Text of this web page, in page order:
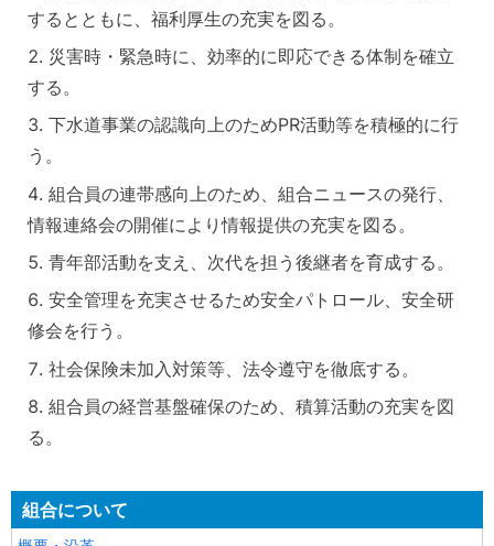
するとともに、福利厚生の充実を図る。
災害時・緊急時に、効率的に即応できる体制を確立
する。
下水道事業の認識向上のためPR活動等を積極的に行
う。
組合員の連帯感向上のため、組合ニュースの発行、
情報連絡会の開催により情報提供の充実を図る。
青年部活動を支え、次代を担う後継者を育成する。
安全管理を充実させるため安全パトロール、安全研
修会を行う。
社会保険未加入対策等、法令遵守を徹底する。
組合員の経営基盤確保のため、積算活動の充実を図
る。
組合について